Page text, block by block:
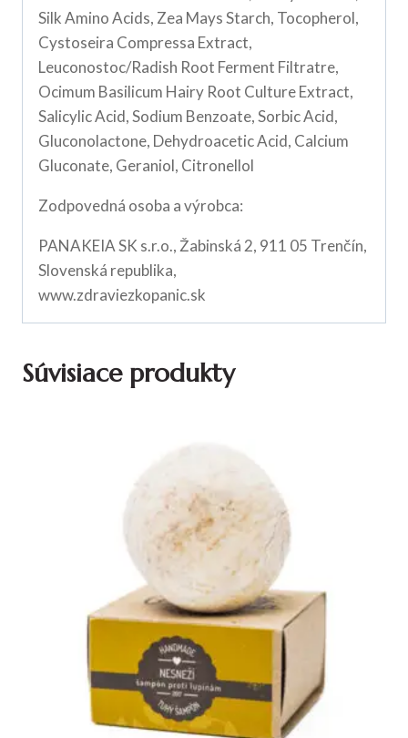
Silk Amino Acids, Zea Mays Starch, Tocopherol,
Cystoseira Compressa Extract,
Leuconostoc/Radish Root Ferment Filtratre,
Ocimum Basilicum Hairy Root Culture Extract,
Salicylic Acid, Sodium Benzoate, Sorbic Acid,
Gluconolactone, Dehydroacetic Acid, Calcium
Gluconate, Geraniol, Citronellol
Zodpovedná osoba a výrobca:
PANAKEIA SK s.r.o., Žabinská 2, 911 05 Trenčín,
Slovenská republika,
www.zdraviezkopanic.sk
Súvisiace produkty